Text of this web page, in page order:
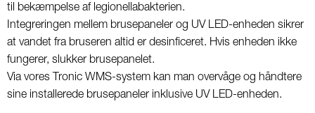
til bekæmpelse af legionellabakterien.
Integreringen mellem brusepaneler og UV LED-enheden sikrer
at vandet fra bruseren altid er desinficeret. Hvis enheden ikke
fungerer, slukker brusepanelet.
Via vores Tronic WMS-system kan man overvåge og håndtere
sine installerede brusepaneler inklusive UV LED-enheden.